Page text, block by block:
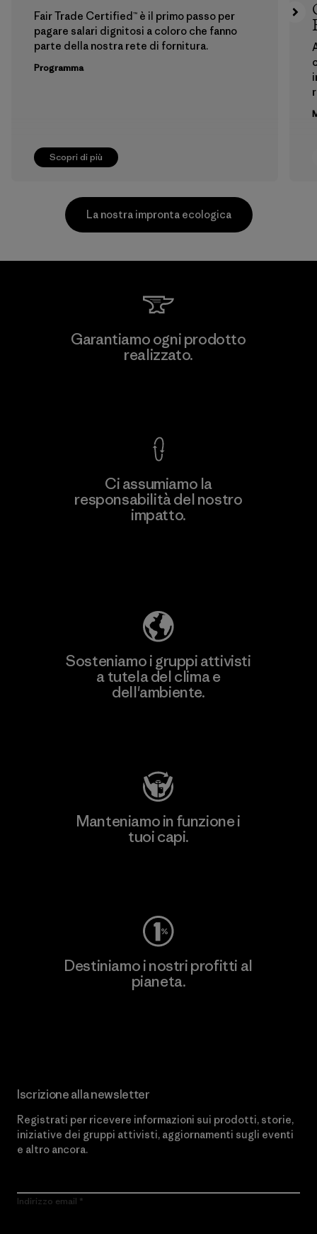
Scopri di più
Fair Trade Certified™ è il primo passo per
pagare salari dignitosi a coloro che fanno
parte della nostra rete di fornitura.
Programma
Scopri di più
Arvind Limited (Shirting and
Khaki Divisions)
La nostra impronta ecologica
Garantiamo ogni prodotto
realizzato.
Ci assumiamo la
responsabilità del nostro
impatto.
Sosteniamo i gruppi attivisti
a tutela del clima e
dell'ambiente.
Manteniamo in funzione i
tuoi capi.
Destiniamo i nostri profitti al
pianeta.
Iscrizione alla newsletter
Registrati per ricevere informazioni sui prodotti, storie,
iniziative dei gruppi attivisti, aggiornamenti sugli eventi
e altro ancora.
Indirizzo email